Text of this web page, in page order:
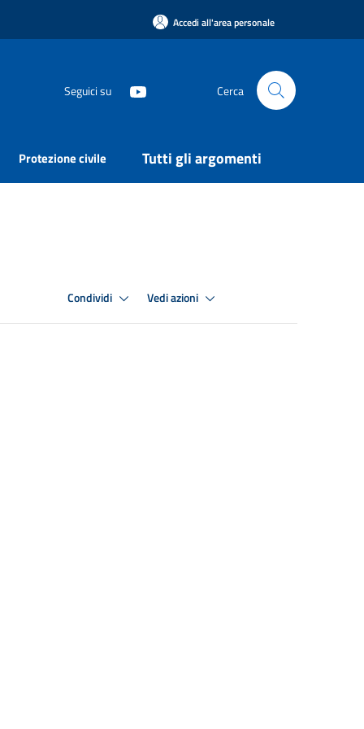
Accedi all'area personale
Seguici su Cerca
Protezione civile Tutti gli argomenti
Condividi Vedi azioni